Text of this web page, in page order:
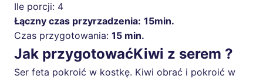
Ile porcji: 4
Łączny czas przyrzadzenia: 15min.
Czas przygotowania: 15 min.
Jak przygotowaćKiwi z serem ?
Ser feta pokroić w kostkę. Kiwi obrać i pokroić w